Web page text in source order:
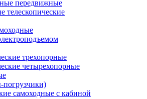
передвижные
телескопические
трехопорные
четырехопорные
погрузчики)
самоходные с кабиной